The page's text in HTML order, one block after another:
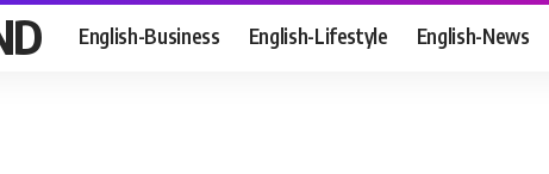
English-Business English-Lifestyle English-News